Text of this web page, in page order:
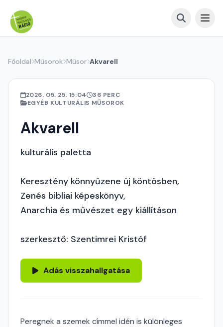
Főoldal Műsorok Műsor Akvarell
2026. 05. 25. 15:04
36 PERC
EGYÉB KULTURÁLIS MŰSOROK
Akvarell
kulturális paletta
Keresztény könnyűzene új köntösben,
Zenés bibliai képeskönyv,
Anarchia és művészet egy kiállításon
szerkesztő: Szentimrei Kristóf
Adás visszahallgatása
Peregnek a szemek címmel idén is különleges